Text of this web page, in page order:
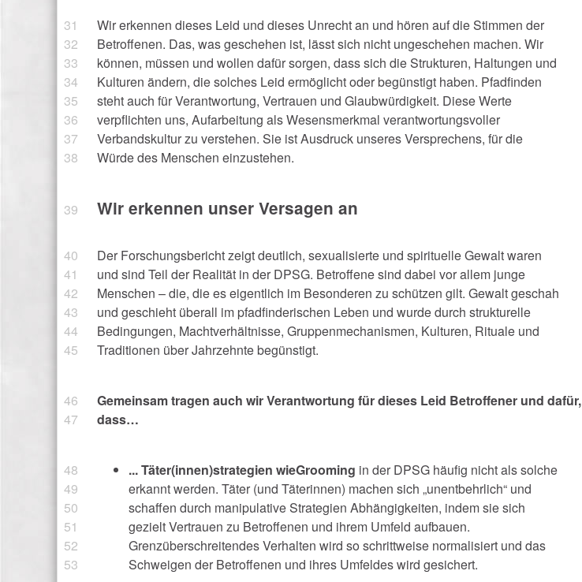
Wir erkennen dieses Leid und dieses Unrecht an und hören auf die Stimmen der
Betroffenen. Das, was geschehen ist, lässt sich nicht ungeschehen machen. Wir
können, müssen und wollen dafür sorgen, dass sich die Strukturen, Haltungen und
Kulturen ändern, die solches Leid ermöglicht oder begünstigt haben. Pfadfinden
steht auch für Verantwortung, Vertrauen und Glaubwürdigkeit. Diese Werte
verpflichten uns, Aufarbeitung als Wesensmerkmal verantwortungsvoller
Verbandskultur zu verstehen. Sie ist Ausdruck unseres Versprechens, für die
Würde des Menschen einzustehen.
Wir erkennen unser Versagen an
Der Forschungsbericht zeigt deutlich, sexualisierte und spirituelle Gewalt waren
und sind Teil der Realität in der DPSG. Betroffene sind dabei vor allem junge
Menschen – die, die es eigentlich im Besonderen zu schützen gilt. Gewalt geschah
und geschieht überall im pfadfinderischen Leben und wurde durch strukturelle
Bedingungen, Machtverhältnisse, Gruppenmechanismen, Kulturen, Rituale und
Traditionen über Jahrzehnte begünstigt.
Gemeinsam tragen auch wir Verantwortung für dieses Leid Betroffener und dafür,
dass…
... Täter(innen)strategien wieGrooming in der DPSG häufig nicht als solche
erkannt werden. Täter (und Täterinnen) machen sich „unentbehrlich“ und
schaffen durch manipulative Strategien Abhängigkeiten, indem sie sich
gezielt Vertrauen zu Betroffenen und ihrem Umfeld aufbauen.
Grenzüberschreitendes Verhalten wird so schrittweise normalisiert und das
Schweigen der Betroffenen und ihres Umfeldes wird gesichert.